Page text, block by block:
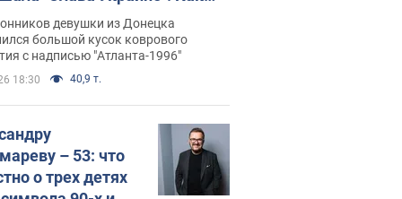
судьба Подкопаевой,
30 лет назад завоевала
Олимпиады
девушки из Донецка
большой кусок коврового
с надписью "Атланта-1996"
18:30 40,9 т.
– 53: что
о трех детях